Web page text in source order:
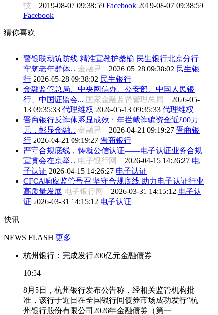
技 2019-08-07 09:38:59 Facebook 2019-08-07 09:38:59
Facebook
猜你喜欢
警银联动筑防线 精准宣教护桑榆 民生银行北京分行
牢筑老年群体... 金融界 2026-05-28 09:38:02 民生银
行 2026-05-28 09:38:02 民生银行
金融监管总局、中央网信办、公安部、中国人民银
行、中国证监会... 国家金融监督管理总局 2026-05-
13 09:35:33 代理维权 2026-05-13 09:35:33 代理维权
晋商银行反诈体系显成效：年拦截诈骗资金近800万
元，彰显金融... 金融界 2026-04-21 09:19:27 晋商银
行 2026-04-21 09:19:27 晋商银行
严守合规底线，铸就公信认证——电子认证业务合规
宣贯会在京举... 电子银行网 2026-04-15 14:26:27 电
子认证 2026-04-15 14:26:27 电子认证
CFCA响应监管号召 坚守合规底线 助力电子认证行业
高质量发展 电子银行网 2026-03-31 14:15:12 电子认
证 2026-03-31 14:15:12 电子认证
快讯
NEWS FLASH 更多
杭州银行：完成发行200亿元金融债券
10:34
8月5日，杭州银行发布公告称，经相关监管机构批
准，该行于近日在全国银行间债券市场成功发行“杭
州银行股份有限公司2026年金融债券（第一